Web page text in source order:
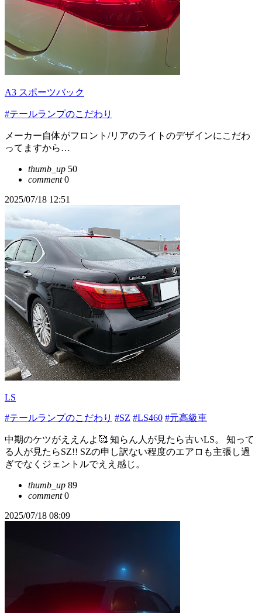
A3 スポーツバック
#テールランプのこだわり
メーカー自体がフロント/リアのライトのデザインにこだわ
ってますから…
thumb_up 50
comment0
2025/07/18 12:51
LS
#テールランプのこだわり #SZ #LS460 #元高級車
中期のケツがええんよ🥰 知らん人が見たら古いLS。 知って
る人が見たらSZ!! SZの申し訳ない程度のエアロも主張し過
ぎでなくジェントルでええ感じ。
thumb_up 89
comment0
2025/07/18 08:09